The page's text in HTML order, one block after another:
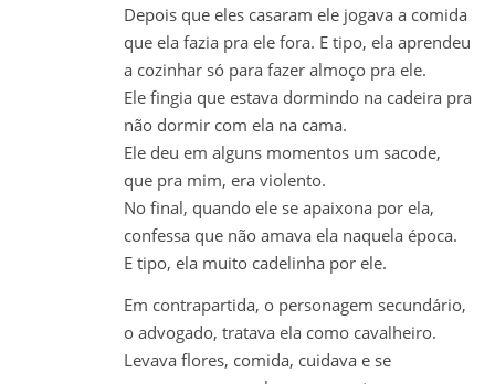
Depois que eles casaram ele jogava a comida
que ela fazia pra ele fora. E tipo, ela aprendeu
a cozinhar só para fazer almoço pra ele.
Ele fingia que estava dormindo na cadeira pra
não dormir com ela na cama.
Ele deu em alguns momentos um sacode,
que pra mim, era violento.
No final, quando ele se apaixona por ela,
confessa que não amava ela naquela época.
E tipo, ela muito cadelinha por ele.
Em contrapartida, o personagem secundário,
o advogado, tratava ela como cavalheiro.
Levava flores, comida, cuidava e se